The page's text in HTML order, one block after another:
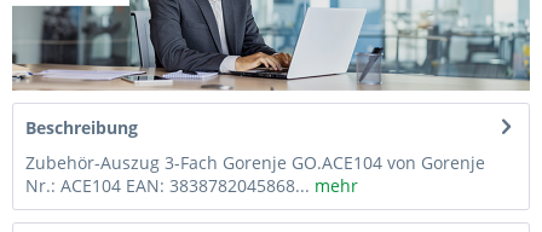
Beschreibung
Zubehör-Auszug 3-Fach Gorenje GO.ACE104 von Gorenje
Nr.: ACE104 EAN: 3838782045868... mehr